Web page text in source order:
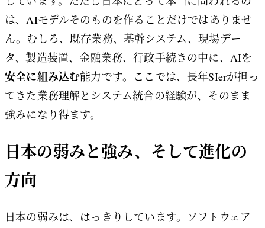
は、AIモデルそのものを作ることだけではありませ
ん。むしろ、既存業務、基幹システム、現場デー
タ、製造装置、金融業務、行政手続きの中に、AIを
安全に組み込む能力です。ここでは、長年SIerが担っ
てきた業務理解とシステム統合の経験が、そのまま
強みになり得ます。
日本の弱みと強み、そして進化の
方向
日本の弱みは、はっきりしています。ソフトウェア